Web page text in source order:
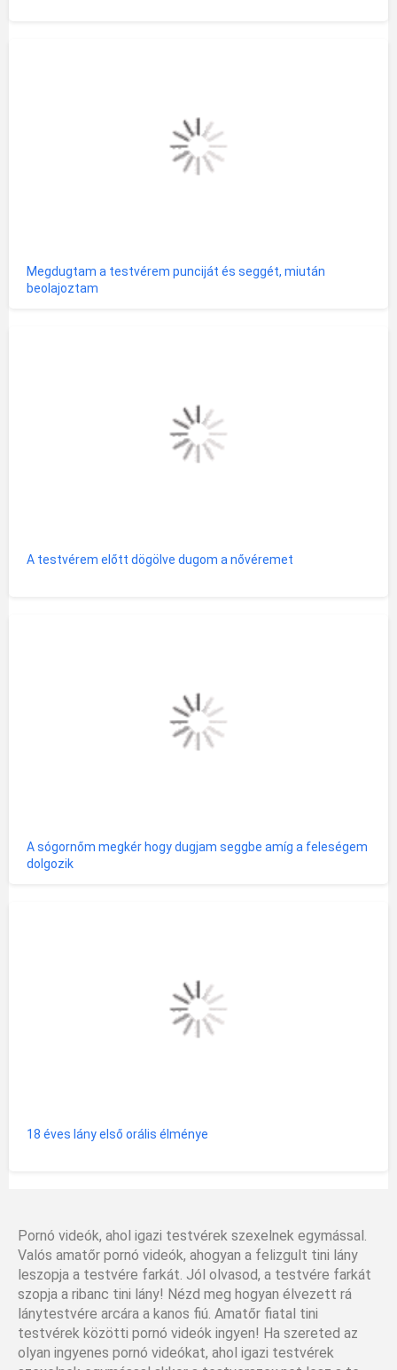
Megdugtam a testvérem punciját és seggét, miután
beolajoztam
A testvérem előtt dögölve dugom a nővéremet
A sógornőm megkér hogy dugjam seggbe amíg a feleségem
dolgozik
18 éves lány első orális élménye
Pornó videók, ahol igazi testvérek szexelnek egymással.
Valós amatőr pornó videók, ahogyan a felizgult tini lány
leszopja a testvére farkát. Jól olvasod, a testvére farkát
szopja a ribanc tini lány! Nézd meg hogyan élvezett rá
lánytestvére arcára a kanos fiú. Amatőr fiatal tini
testvérek közötti pornó videók ingyen! Ha szereted az
olyan ingyenes pornó videókat, ahol igazi testvérek